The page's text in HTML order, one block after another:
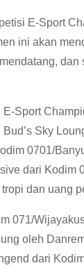
E-Sport
ini akan
E-Sport
Sky
0701/
dari Kodim
dan uang
071/
oleh
dari